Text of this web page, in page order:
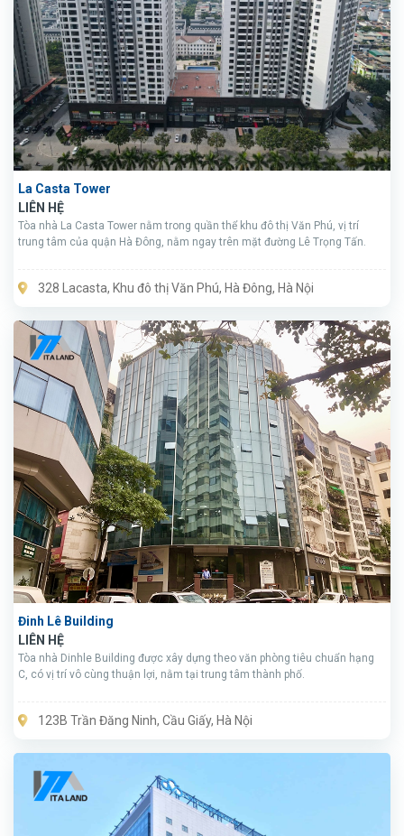
La Casta Tower
LIÊN HỆ
Tòa nhà La Casta Tower nằm trong quần thể khu đô thị Văn Phú, vị trí
trung tâm của quận Hà Đông, nằm ngay trên mặt đường Lê Trọng Tấn.
328 Lacasta, Khu đô thị Văn Phú, Hà Đông, Hà Nội
Đinh Lê Building
LIÊN HỆ
Tòa nhà Dinhle Building được xây dựng theo văn phòng tiêu chuẩn hạng
C, có vị trí vô cùng thuận lợi, nằm tại trung tâm thành phố.
123B Trần Đăng Ninh, Cầu Giấy, Hà Nội